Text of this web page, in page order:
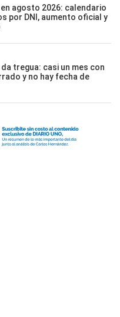
agosto 2026: calendario
por DNI, aumento oficial y
tregua: casi un mes con
y no hay fecha de